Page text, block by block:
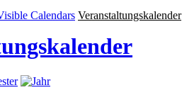
Calendars Veranstaltungskalender